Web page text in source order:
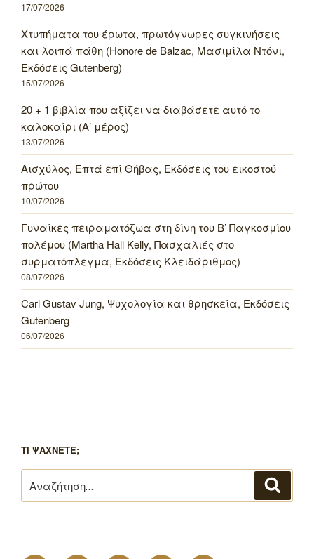
17/07/2026
Χτυπήματα του έρωτα, πρωτόγνωρες συγκινήσεις
και λοιπά πάθη (Honore de Balzac, Μασιμίλα Ντόνι,
Εκδόσεις Gutenberg)
15/07/2026
20 + 1 βιβλία που αξίζει να διαβάσετε αυτό το
καλοκαίρι (Α’ μέρος)
13/07/2026
Αισχύλος, Επτά επί Θήβας, Εκδόσεις του εικοστού
πρώτου
10/07/2026
Γυναίκες πειραματόζωα στη δίνη του Β’ Παγκοσμίου
πολέμου (Martha Hall Kelly, Πασχαλιές στο
συρματόπλεγμα, Εκδόσεις Κλειδάριθμος)
08/07/2026
Carl Gustav Jung, Ψυχολογία και θρησκεία, Εκδόσεις
Gutenberg
06/07/2026
ΤΙ ΨΑΧΝΕΤΕ;
για: